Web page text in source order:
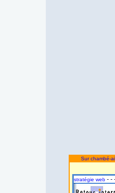
Sur chambé-
stratégie web - -